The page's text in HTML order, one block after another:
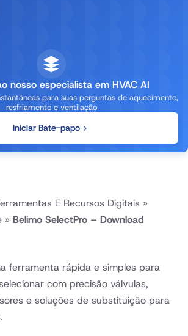
nosso especialista em HVAC AI
para suas perguntas de aquecimento,
resfriamento e ventilação
Iniciar Bate-papo
E Recursos Digitais »
» Belimo SelectPro – Download
ferramenta rápida e simples para
com precisão válvulas,
e soluções de substituição para